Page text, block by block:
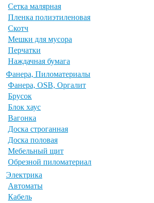
Сетка малярная
Пленка полиэтиленовая
Скотч
Мешки для мусора
Перчатки
Наждачная бумага
Фанера, Пиломатериалы
Фанера, OSB, Оргалит
Брусок
Блок хаус
Вагонка
Доска строганная
Доска половая
Мебельный щит
Обрезной пиломатериал
Электрика
Автоматы
Кабель